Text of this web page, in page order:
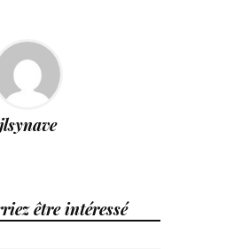
jlsynave
être intéressé